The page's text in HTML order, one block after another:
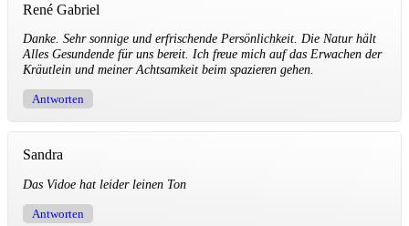
René Gabriel
Danke. Sehr sonnige und erfrischende Persönlichkeit. Die Natur hält
Alles Gesundende für uns bereit. Ich freue mich auf das Erwachen der
Kräutlein und meiner Achtsamkeit beim spazieren gehen.
Antworten
Sandra
Das Vidoe hat leider leinen Ton
Antworten